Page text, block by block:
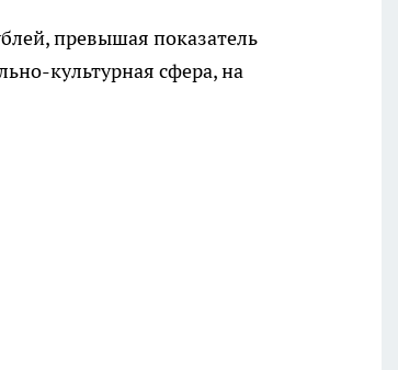
превышая показатель
культурная сфера, на